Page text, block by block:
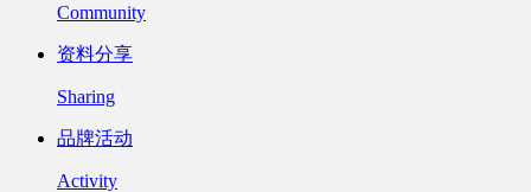
Community
资料分享
Sharing
品牌活动
Activity